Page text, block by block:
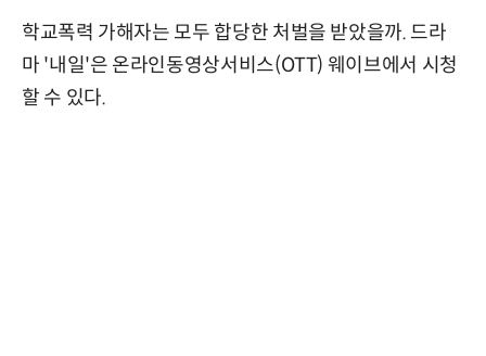
학교폭력 가해자는 모두 합당한 처벌을 받았을까. 드라
마 '내일'은 온라인동영상서비스(OTT) 웨이브에서 시청
할 수 있다.